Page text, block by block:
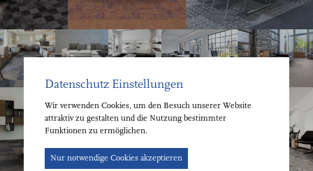
Datenschutz Einstellungen
Wir verwenden Cookies, um den Besuch unserer Website
attraktiv zu gestalten und die Nutzung bestimmter
Funktionen zu ermöglichen.
Nur notwendige Cookies akzeptieren
Cookie-